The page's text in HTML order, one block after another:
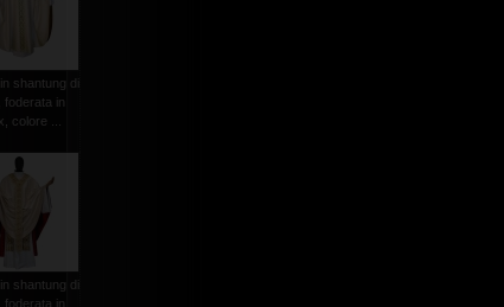
shantung di
foderata in
colore ...
shantung di
foderata in